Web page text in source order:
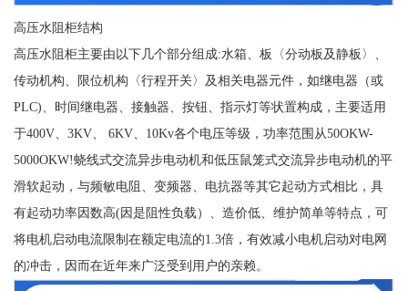
高压水阻柜结构
高压水阻柜主要由以下几个部分组成:水箱、板〈分动板及静板〉、
传动机构、限位机构〈行程开关〉及相关电器元件，如继电器（或
PLC)、时间继电器、接触器、按钮、指示灯等状置构成，主要适用
于400V、3KV、 6KV、10Kv各个电压等级，功率范围从50OKW-
5000OKW!蛲线式交流异步电动机和低压鼠笼式交流异步电动机的平
滑软起动，与频敏电阻、变频器、电抗器等其它起动方式相比，具
有起动功率因数高(因是阻性负载）、造价低、维护简单等特点，可
将电机启动电流限制在额定电流的1.3倍，有效减小电机启动对电网
的冲击，因而在近年来广泛受到用户的亲赖。